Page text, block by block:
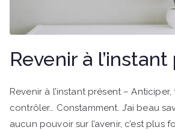
Revenir à
Revenir à l’instant présent –
contrôler… Constamment. J’ai beau
aucun pouvoir sur l’avenir, c’est plus